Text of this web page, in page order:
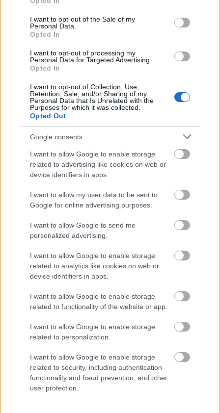
use your data for below specified purposes in below Google
consent section.
I want to opt-out of the Sale of my
Personal Data.
Opted In
I want to opt-out of processing my
Personal Data for Targeted Advertising.
Opted In
I want to opt-out of Collection, Use,
Retention, Sale, and/or Sharing of my
Personal Data that Is Unrelated with the
Purposes for which it was collected.
Opted Out
Google consents
I want to allow Google to enable storage
related to advertising like cookies on web or
device identifiers in apps.
I want to allow my user data to be sent to
Google for online advertising purposes.
I want to allow Google to send me
personalized advertising.
I want to allow Google to enable storage
related to analytics like cookies on web or
device identifiers in apps.
I want to allow Google to enable storage
related to functionality of the website or app.
I want to allow Google to enable storage
related to personalization.
I want to allow Google to enable storage
related to security, including authentication
functionality and fraud prevention, and other
user protection.
Fehérvárhoz
Miért kulcsfontosságú a korszerű légtechnika az
egészségügyi intézményekben?
E-mail cím
Feliratkozom a hírlevélre és elfogadom az
FELIRATKOZÁS